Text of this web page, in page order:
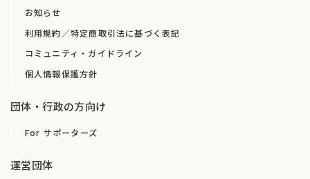
お知らせ
利用規約／特定商取引法に基づく表記
コミュニティ・ガイドライン
個人情報保護方針
団体・行政の方向け
For サポーターズ
運営団体